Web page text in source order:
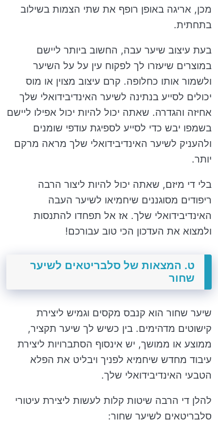
מכן, אריגה באופן רופף את שתי הצמות בשילוב
בתחתית.
בעת עיצוב שיער עבה, החשוב ביותר ליישם
במוצרים שיעזרו לך לפקוח עין על על השיער
ולשמור אותו כחלופה. קרם עיצוב מצוין או מוס
יכולים לסייע בנתינה לשיער האינדיבידואלי שלך
אחיזה והגדרה. שאתה יכול להיות יכול אפילו ליישם
בשמפו יבש כדי לסייע לספיגת עודפי שומנים
ולהעניק לשיער האינדיבידואלי שלך מראה מרקם
יותר.
בלי די מיזם, שאתה יכול להיות ליצור הרבה
ריפודים מסוגננים שיחמיאו לשיער העבה
האינדיבידואלי שלך. אז אל תפחדו להתנסות
ולמצוא את העדכון הכי טוב עבורכם!
ט. המצאות של סלבריטאים לשיער
שחור
שיער שחור הוא קנבס מקסים וגמיש ליצירת
קישוטים מדהימים. בין כשיש לך שיער תקציר,
ממוצע או ממושך, יש אינסוף הסתברויות ליצירת
עיבוד מחדש שיחמיא לפניך ויבליט את הפלא
הטבעי האינדיבידואלי שלך.
להלן די הרבה שיטות קלות לעשות ליצירת עיטורי
סלבריטאים לשיער שחור: